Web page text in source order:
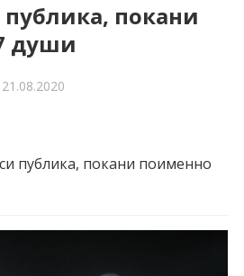
покани
души
21.08.2020
публика, покани поименно